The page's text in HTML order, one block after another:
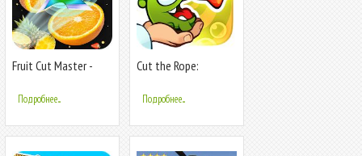
Fruit Cut Master -
Подробнее...
Cut the Rope:
Подробнее...